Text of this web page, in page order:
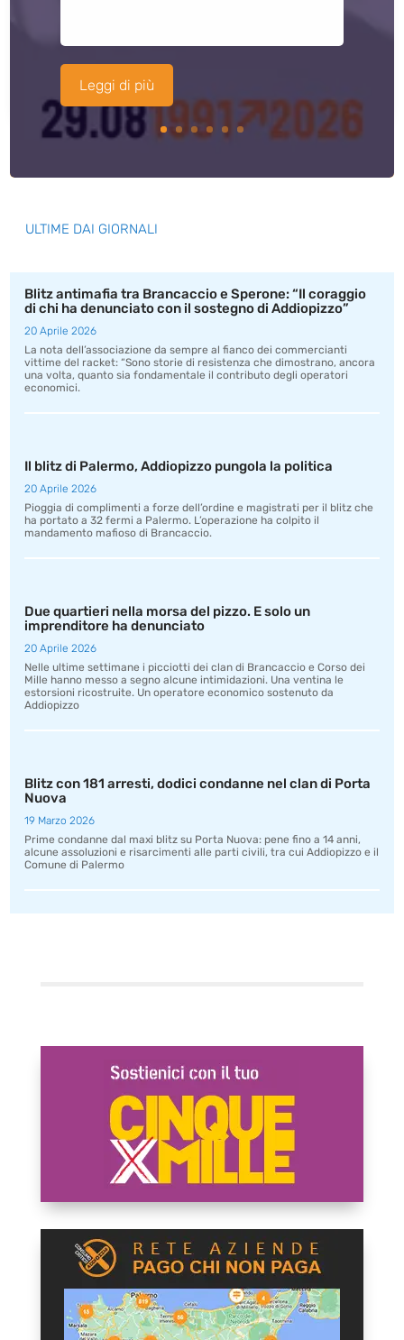
Leggi di più
ULTIME DAI GIORNALI
Blitz antimafia tra Brancaccio e Sperone: “Il coraggio
di chi ha denunciato con il sostegno di Addiopizzo”
20 Aprile 2026
La nota dell’associazione da sempre al fianco dei commercianti
vittime del racket: “Sono storie di resistenza che dimostrano, ancora
una volta, quanto sia fondamentale il contributo degli operatori
economici.
Il blitz di Palermo, Addiopizzo pungola la politica
20 Aprile 2026
Pioggia di complimenti a forze dell’ordine e magistrati per il blitz che
ha portato a 32 fermi a Palermo. L’operazione ha colpito il
mandamento mafioso di Brancaccio.
Due quartieri nella morsa del pizzo. E solo un
imprenditore ha denunciato
20 Aprile 2026
Nelle ultime settimane i picciotti dei clan di Brancaccio e Corso dei
Mille hanno messo a segno alcune intimidazioni. Una ventina le
estorsioni ricostruite. Un operatore economico sostenuto da
Addiopizzo
Blitz con 181 arresti, dodici condanne nel clan di Porta
Nuova
19 Marzo 2026
Prime condanne dal maxi blitz su Porta Nuova: pene fino a 14 anni,
alcune assoluzioni e risarcimenti alle parti civili, tra cui Addiopizzo e il
Comune di Palermo